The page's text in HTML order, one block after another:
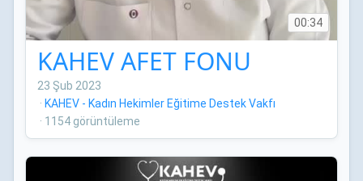
00:34
KAHEV AFET FONU
23 Şub 2023
· KAHEV - Kadın Hekimler Eğitime Destek Vakfı
· 1154 görüntüleme